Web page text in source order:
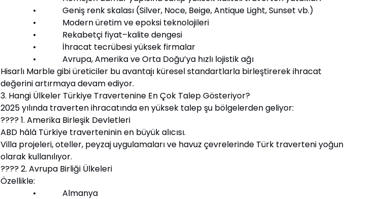
• Geniş renk skalası (Silver, Noce, Beige, Antique Light, Sunset vb.)
• Modern üretim ve epoksi teknolojileri
• Rekabetçi fiyat–kalite dengesi
• İhracat tecrübesi yüksek firmalar
• Avrupa, Amerika ve Orta Doğu’ya hızlı lojistik ağı
Hisarlı Marble gibi üreticiler bu avantajı küresel standartlarla birleştirerek ihracat
değerini artırmaya devam ediyor.
3. Hangi Ülkeler Türkiye Travertenine En Çok Talep Gösteriyor?
2025 yılında traverten ihracatında en yüksek talep şu bölgelerden geliyor:
???? 1. Amerika Birleşik Devletleri
ABD hâlâ Türkiye traverteninin en büyük alıcısı.
Villa projeleri, oteller, peyzaj uygulamaları ve havuz çevrelerinde Türk traverteni yoğun
olarak kullanılıyor.
???? 2. Avrupa Birliği Ülkeleri
Özellikle:
• Almanya